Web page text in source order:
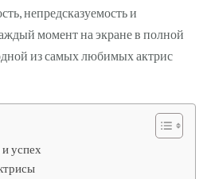
непредсказуемость и
момент на экране в полной
из самых любимых актрис
успех